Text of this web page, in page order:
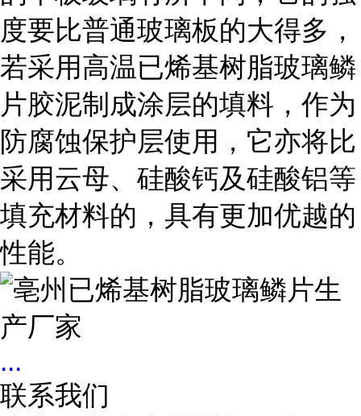
度要比普通玻璃板的大得多，
若采用高温已烯基树脂玻璃鳞
片胶泥制成涂层的填料，作为
防腐蚀保护层使用，它亦将比
采用云母、硅酸钙及硅酸铝等
填充材料的，具有更加优越的
性能。
...
联系我们